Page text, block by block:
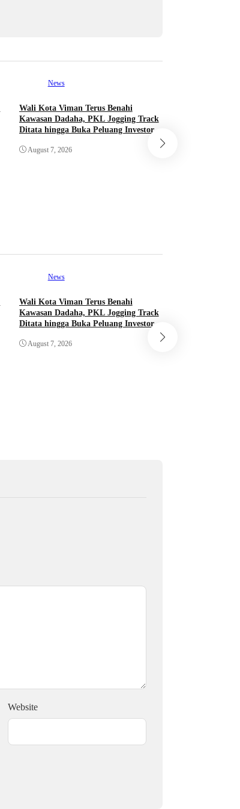
News
Wali Kota Viman Terus Benahi
Kawasan Dadaha, PKL Jogging Track
Ditata hingga Buka Peluang Investor
August 7, 2026
News
Wali Kota Viman Terus Benahi
Kawasan Dadaha, PKL Jogging Track
Ditata hingga Buka Peluang Investor
August 7, 2026
Website